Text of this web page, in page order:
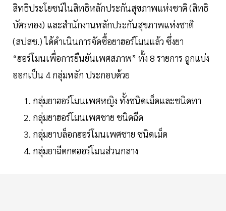
สิทธิประโยชน์ในสิทธิหลักประกันสุขภาพแห่งชาติ (สิทธิ
บัตรทอง) และสำนักงานหลักประกันสุขภาพแห่งชาติ
(สปสช.) ได้ดำเนินการจัดซื้อยาฮอร์โมนแล้ว ซึ่งยา
“ฮอร์โมนเพื่อการยืนยันเพศสภาพ” ทั้ง 8 รายการ ถูกแบ่ง
ออกเป็น 4 กลุ่มหลัก ประกอบด้วย
กลุ่มยาฮอร์โมนเพศหญิง ทั้งชนิดเม็ดและชนิดทา
กลุ่มยาฮอร์โมนเพศชาย ชนิดฉีด
กลุ่มยาบล็อกฮอร์โมนเพศชาย ชนิดเม็ด
กลุ่มยาฉีดกดฮอร์โมนส่วนกลาง